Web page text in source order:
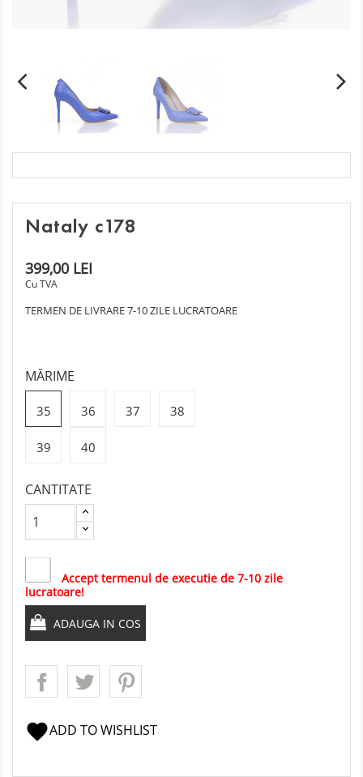
Nataly c178
399,00 LEI
Cu TVA
TERMEN DE LIVRARE 7-10 ZILE LUCRATOARE
MĂRIME
35 36 37 38
39 40
CANTITATE
Accept termenul de executie de 7-10 zile
lucratoare!
ADAUGA IN COS
favoriteADD TO WISHLIST